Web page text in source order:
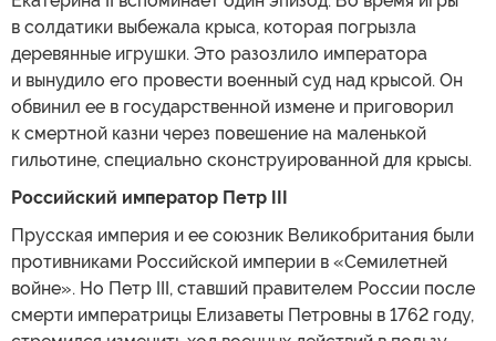
в солдатики выбежала крыса, которая погрызла
деревянные игрушки. Это разозлило императора
и вынудило его провести военный суд над крысой. Он
обвинил ее в государственной измене и приговорил
к смертной казни через повешение на маленькой
гильотине, специально сконструированной для крысы.
Российский император Петр III
Прусская империя и ее союзник Великобритания были
противниками Российской империи в «Семилетней
войне». Но Петр III, ставший правителем России после
смерти императрицы Елизаветы Петровны в 1762 году,